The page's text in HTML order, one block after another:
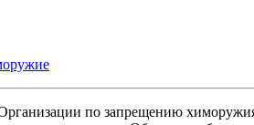
по запрещению